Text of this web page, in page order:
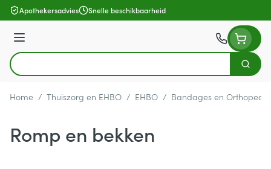
Ga naar de inhoud
Apothekersadvies Snelle beschikbaarheid
Menu
Product, merk, categorie...
Zoek
Home / Thuiszorg en EHBO / EHBO / Bandages en
Romp en bekken